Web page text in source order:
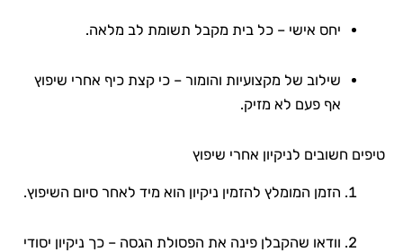
יחס אישי – כל בית מקבל תשומת לב מלאה.
שילוב של מקצועיות והומור – כי קצת כיף אחרי שיפוץ
אף פעם לא מזיק.
טיפים חשובים לניקיון אחרי שיפוץ
הזמן המומלץ להזמין ניקיון הוא מיד לאחר סיום השיפוץ.
וודאו שהקבלן פינה את הפסולת הגסה – כך ניקיון יסודי